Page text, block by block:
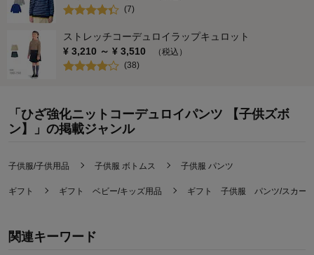
(7)
ストレッチコーデュロイラップキュロット
¥ 3,210 ～ ¥ 3,510
（税込）
(38)
「ひざ強化ニットコーデュロイパンツ 【子供ズボ
ン】」の掲載ジャンル
子供服/子供用品 子供服 ボトムス 子供服 パンツ
ギフト ギフト ベビー/キッズ用品 ギフト 子供服 パンツ/スカー
関連キーワード